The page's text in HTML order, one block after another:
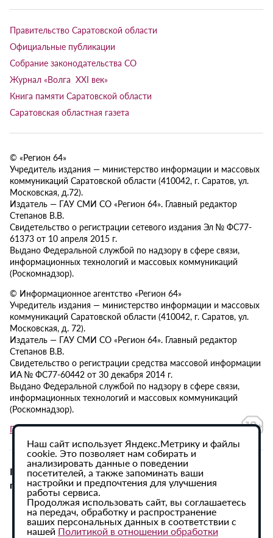
Правительство Саратовской области
Официальные публикации
Собрание законодательства СО
Журнал «Волга XXI век»
Книга памяти Саратовской области
Саратовская областная газета
© «Регион 64»
Учредитель издания — министерство информации и массовых
коммуникаций Саратовской области (410042, г. Саратов, ул.
Московская, д.72).
Издатель — ГАУ СМИ СО «Регион 64». Главный редактор
Степанов В.В.
Свидетельство о регистрации сетевого издания Эл № ФС77-
61373 от 10 апреля 2015 г.
Выдано Федеральной службой по надзору в сфере связи,
информационных технологий и массовых коммуникаций
(Роскомнадзор).
© Информационное агентство «Регион 64»
Учредитель издания — министерство информации и массовых
коммуникаций Саратовской области (410042, г. Саратов, ул.
Московская, д. 72).
Издатель — ГАУ СМИ СО «Регион 64». Главный редактор
Степанов В.В.
Свидетельство о регистрации средства массовой информации
ИА № ФС77-60442 от 30 декабря 2014 г.
Выдано Федеральной службой по надзору в сфере связи,
информационных технологий и массовых коммуникаций
(Роскомнадзор).
Политика в отношении обработки персональных данных
При использовании материалов сайта активная
гиперссылка на ИА «Регион 64» обязательна.
Наш сайт использует Яндекс.Метрику и файлы
cookie. Это позволяет нам собирать и
анализировать данные о поведении
посетителей, а также запоминать ваши
настройки и предпочтения для улучшения
работы сервиса.
Продолжая использовать сайт, вы соглашаетесь
на передач, обработку и распространение
ваших персональных данных в соответствии с
нашей Политикой в отношении обработки